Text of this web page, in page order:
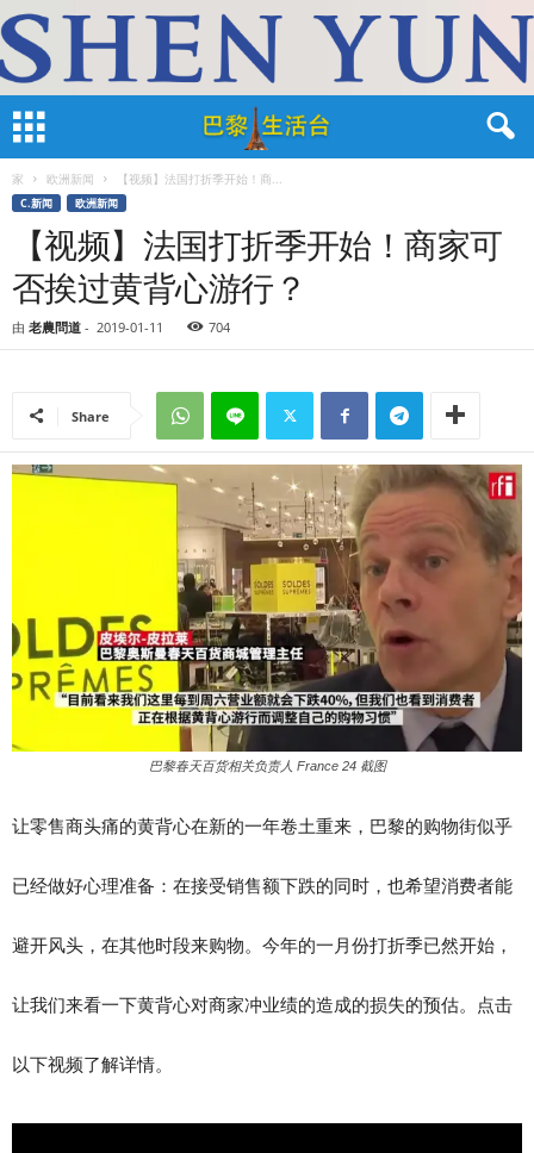
家 欧洲新闻 【视频】法国打折季开始！商...
C.新闻 欧洲新闻
【视频】法国打折季开始！商家可
否挨过黄背心游行？
由 老農問道 - 2019-01-11 704
Share
巴黎春天百货相关负责人 France 24 截图
让零售商头痛的黄背心在新的一年卷土重来，巴黎的购物街似乎
已经做好心理准备：在接受销售额下跌的同时，也希望消费者能
避开风头，在其他时段来购物。今年的一月份打折季已然开始，
让我们来看一下黄背心对商家冲业绩的造成的损失的预估。点击
以下视频了解详情。